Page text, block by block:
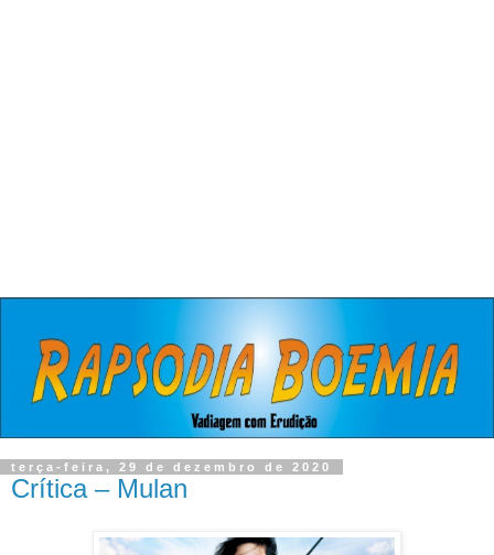
terça-feira, 29 de dezembro de 2020
Crítica – Mulan